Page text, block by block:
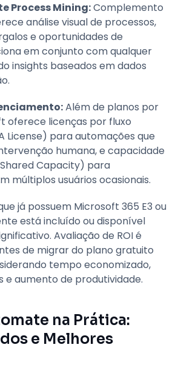
Process Mining:Complemento
análise visual de processos,
e oportunidades de
em conjunto com qualquer
insights baseados em dados
Além de planos por
oferece licenças por fluxo
License) para automações que
humana, e capacidade
Capacity) para
múltiplos usuários ocasionais.
já possuem Microsoft 365 E3 ou
está incluído ou disponível
Avaliação de ROI é
de migrar do plano gratuito
tempo economizado,
e aumento de produtividade.
na Prática:
e Melhores